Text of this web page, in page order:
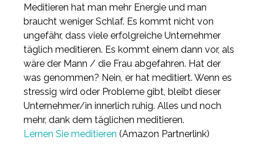
Meditieren hat man mehr Energie und man
braucht weniger Schlaf. Es kommt nicht von
ungefähr, dass viele erfolgreiche Unternehmer
täglich meditieren. Es kommt einem dann vor, als
wäre der Mann / die Frau abgefahren. Hat der
was genommen? Nein, er hat meditiert. Wenn es
stressig wird oder Probleme gibt, bleibt dieser
Unternehmer/in innerlich ruhig. Alles und noch
mehr, dank dem täglichen meditieren.
Lernen Sie meditieren (Amazon Partnerlink)